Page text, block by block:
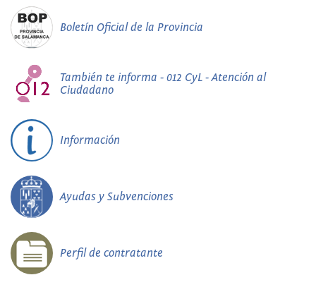
Boletín Oficial de la Provincia
También te informa - 012 CyL - Atención al
Ciudadano
Información
Ayudas y Subvenciones
Perfil de contratante